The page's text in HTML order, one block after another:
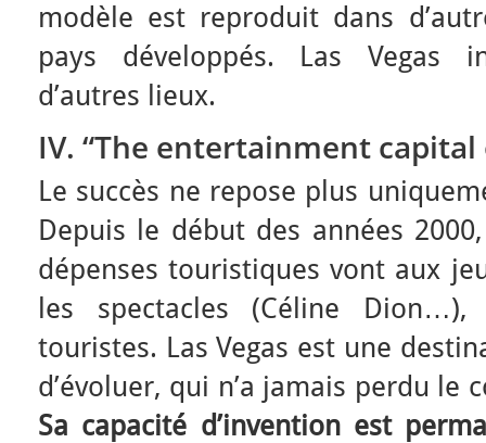
modèle est reproduit dans
pays développés. Las Vegas
d’autres lieux.
IV. “The entertainment
Le succès ne repose plus
Depuis le début des années
dépenses touristiques vont aux
les spectacles (Céline
touristes. Las Vegas est une
d’évoluer, qui n’a jamais perdu le
Sa capacité d’invention est